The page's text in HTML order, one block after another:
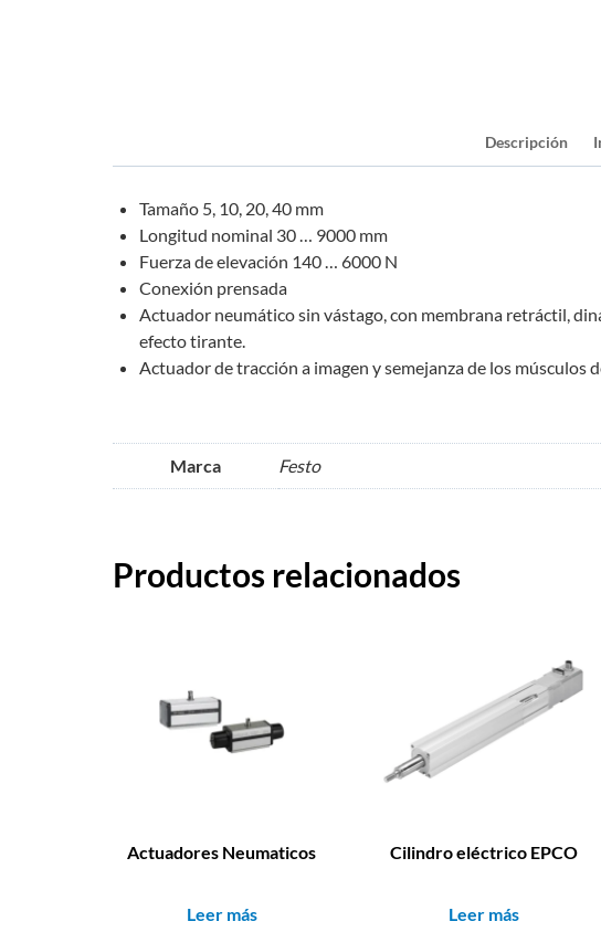
Descripción
Tamaño 5, 10, 20, 40 mm
Longitud nominal 30 … 9000 mm
Fuerza de elevación 140 … 6000 N
Conexión prensada
Actuador neumático sin vástago, con membrana retráctil,
efecto tirante.
Actuador de tracción a imagen y semejanza de los
Marca Festo
Productos relacionados
Actuadores Neumaticos
Leer más
Cilindro eléctrico EPCO
Leer más